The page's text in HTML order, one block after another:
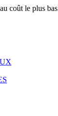
coût le plus bas